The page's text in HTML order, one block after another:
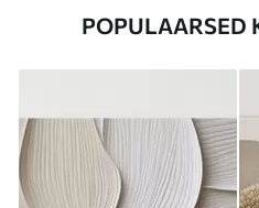
POPULAARSED